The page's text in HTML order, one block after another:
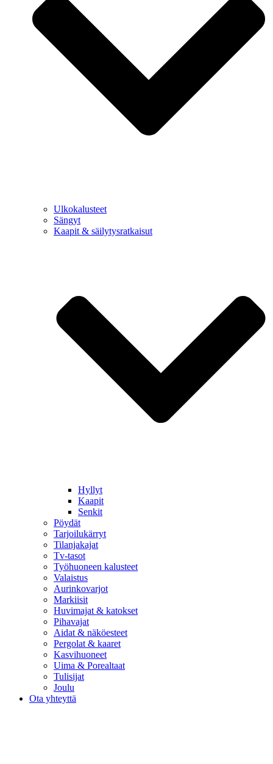
Ulkokalusteet
Sängyt
Kaapit & säilytysratkaisut
Hyllyt
Kaapit
Senkit
Pöydät
Tarjoilukärryt
Tilanjakajat
Tv-tasot
Työhuoneen kalusteet
Valaistus
Aurinkovarjot
Markiisit
Huvimajat & katokset
Pihavajat
Aidat & näköesteet
Pergolat & kaaret
Kasvihuoneet
Uima & Porealtaat
Tulisijat
Joulu
Ota yhteyttä